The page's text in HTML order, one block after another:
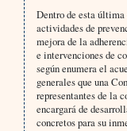
Dentro de esta última
actividades de
mejora de la
e intervenciones de
según enumera el
generales que una
representantes de la
encargará de
concretos para su